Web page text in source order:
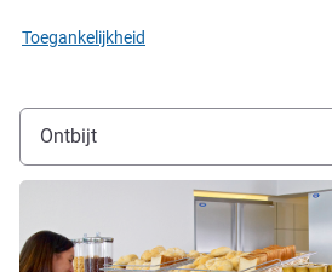
Toegankelijkheid
Ontbijt
Meer informatie